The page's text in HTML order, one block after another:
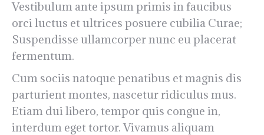
Vestibulum ante ipsum primis in faucibus
orci luctus et ultrices posuere cubilia Curae;
Suspendisse ullamcorper nunc eu placerat
fermentum.
Cum sociis natoque penatibus et magnis dis
parturient montes, nascetur ridiculus mus.
Etiam dui libero, tempor quis congue in,
interdum eget tortor. Vivamus aliquam